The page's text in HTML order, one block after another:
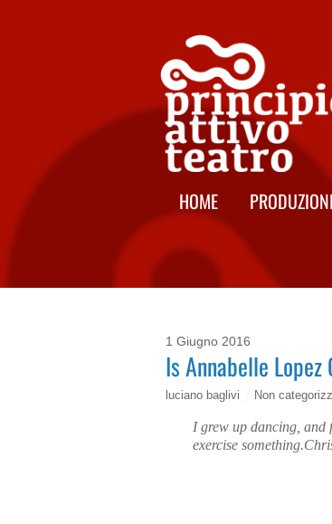
HOME PRODUZIONI
1 Giugno 2016
Is Annabelle
luciano baglivi Non
I grew up dancing,
exercise something.